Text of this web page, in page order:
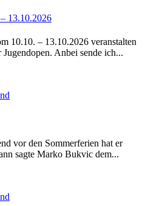
13.10.2026
10.10. – 13.10.2026 veranstalten
Anbei sende ich...
vor den Sommerferien hat er
sagte Marko Bukvic dem...